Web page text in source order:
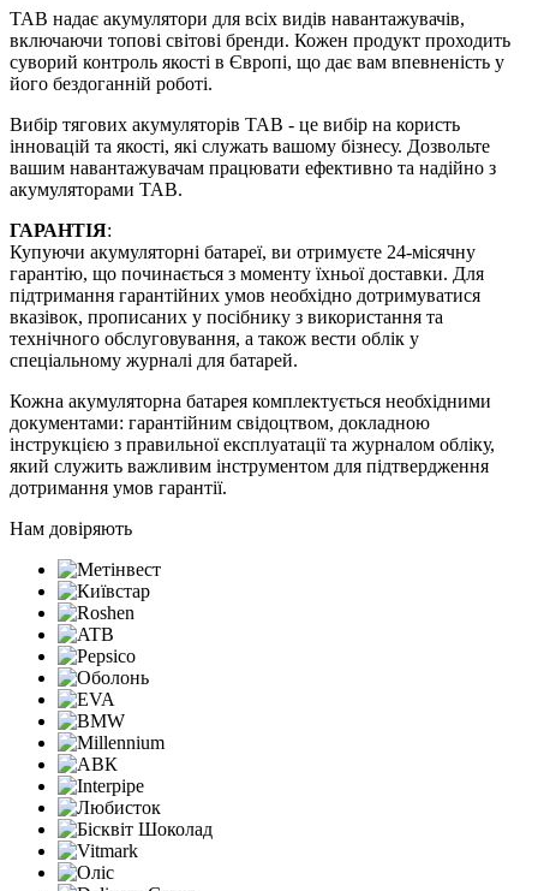
TAB надає акумулятори для всіх видів навантажувачів,
включаючи топові світові бренди. Кожен продукт проходить
суворий контроль якості в Європі, що дає вам впевненість у
його бездоганній роботі.
Вибір тягових акумуляторів TAB - це вибір на користь
інновацій та якості, які служать вашому бізнесу. Дозвольте
вашим навантажувачам працювати ефективно та надійно з
акумуляторами TAB.
ГАРАНТІЯ:
Купуючи акумуляторні батареї, ви отримуєте 24-місячну
гарантію, що починається з моменту їхньої доставки. Для
підтримання гарантійних умов необхідно дотримуватися
вказівок, прописаних у посібнику з використання та
технічного обслуговування, а також вести облік у
спеціальному журналі для батарей.
Кожна акумуляторна батарея комплектується необхідними
документами: гарантійним свідоцтвом, докладною
інструкцією з правильної експлуатації та журналом обліку,
який служить важливим інструментом для підтвердження
дотримання умов гарантії.
Нам довіряють